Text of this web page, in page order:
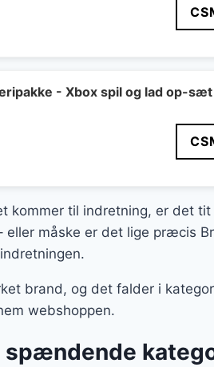
- Xbox spil og lad op-
kommer til indretning, er det
måske er det lige præcis
brand, og det falder i
webshoppen.
spændende